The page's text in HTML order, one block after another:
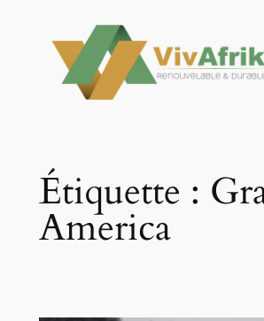
contenu
Étiquette :
America